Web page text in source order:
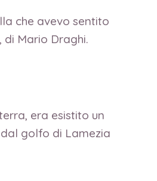
che avevo sentito
Mario Draghi.
era esistito un
golfo di Lamezia